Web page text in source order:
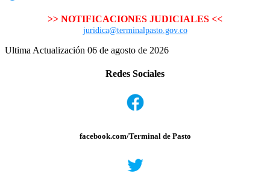
>> NOTIFICACIONES JUDICIALES <<
juridica@terminalpasto.gov.co
Ultima Actualización 06 de agosto de 2026
Redes Sociales
facebook.com/Terminal de Pasto